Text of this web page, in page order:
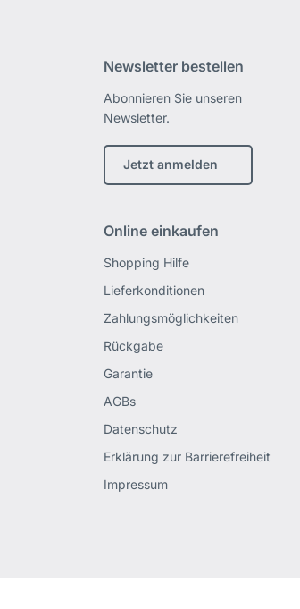
Newsletter bestellen
Abonnieren Sie unseren
Newsletter.
Jetzt anmelden
Online einkaufen
Shopping Hilfe
Lieferkonditionen
Zahlungsmöglichkeiten
Rückgabe
Garantie
AGBs
Datenschutz
Erklärung zur Barrierefreiheit
Impressum